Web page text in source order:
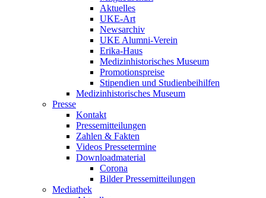
Aktuelles
UKE-Art
Newsarchiv
UKE Alumni-Verein
Erika-Haus
Medizinhistorisches Museum
Promotionspreise
Stipendien und Studienbeihilfen
Medizinhistorisches Museum
Presse
Kontakt
Pressemitteilungen
Zahlen & Fakten
Videos Pressetermine
Downloadmaterial
Corona
Bilder Pressemitteilungen
Mediathek